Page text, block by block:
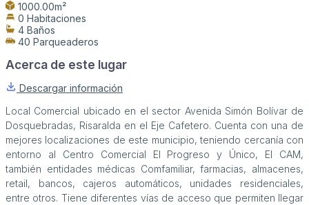
1000.00m²
0 Habitaciones
4 Baños
40 Parqueaderos
Acerca de este lugar
Descargar información
Local Comercial ubicado en el sector Avenida Simón Bolívar de
Dosquebradas, Risaralda en el Eje Cafetero. Cuenta con una de
mejores localizaciones de este municipio, teniendo cercanía con
entorno al Centro Comercial El Progreso y Único, El CAM,
también entidades médicas Comfamiliar, farmacias, almacenes,
retail, bancos, cajeros automáticos, unidades residenciales,
entre otros. Tiene diferentes vías de acceso que permiten llegar